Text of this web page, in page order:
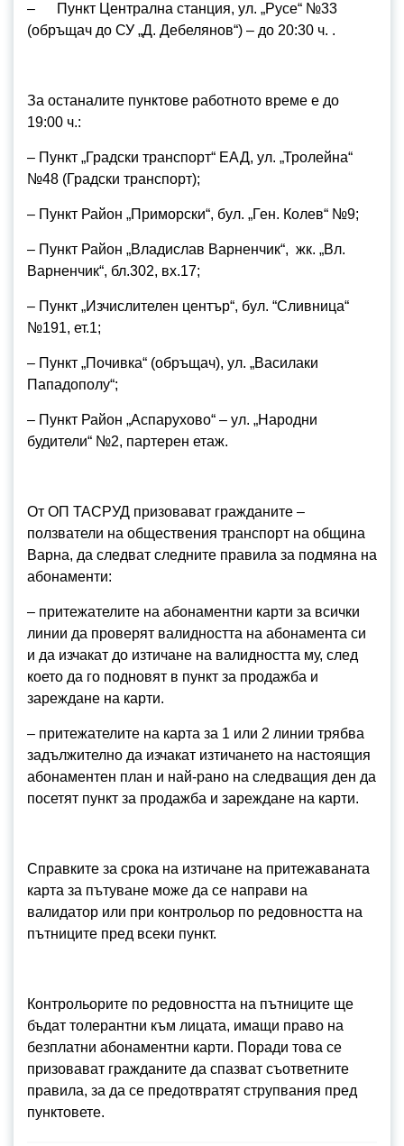
– Пункт Централна станция, ул. „Русе“ №33
(обръщач до СУ „Д. Дебелянов“) – до 20:30 ч. .
За останалите пунктове работното време е до
19:00 ч.:
– Пункт „Градски транспорт“ ЕАД, ул. „Тролейна“
№48 (Градски транспорт);
– Пункт Район „Приморски“, бул. „Ген. Колев“ №9;
– Пункт Район „Владислав Варненчик“, жк. „Вл.
Варненчик“, бл.302, вх.17;
– Пункт „Изчислителен център“, бул. “Сливница“
№191, ет.1;
– Пункт „Почивка“ (обръщач), ул. „Василаки
Пападополу“;
– Пункт Район „Аспарухово“ – ул. „Народни
будители“ №2, партерен етаж.
От ОП ТАСРУД призовават гражданите –
ползватели на обществения транспорт на община
Варна, да следват следните правила за подмяна на
абонаменти:
– притежателите на абонаментни карти за всички
линии да проверят валидността на абонамента си
и да изчакат до изтичане на валидността му, след
което да го подновят в пункт за продажба и
зареждане на карти.
– притежателите на карта за 1 или 2 линии трябва
задължително да изчакат изтичането на настоящия
абонаментен план и най-рано на следващия ден да
посетят пункт за продажба и зареждане на карти.
Справките за срока на изтичане на притежаваната
карта за пътуване може да се направи на
валидатор или при контрольор по редовността на
пътниците пред всеки пункт.
Контрольорите по редовността на пътниците ще
бъдат толерантни към лицата, имащи право на
безплатни абонаментни карти. Поради това се
призовават гражданите да спазват съответните
правила, за да се предотвратят струпвания пред
пунктовете.